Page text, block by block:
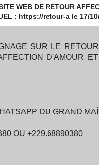
WEB DE RETOUR
: https://retour-a le 17/
SUR LE
D'AMOUR
DU GRAND
OU +229.68890380